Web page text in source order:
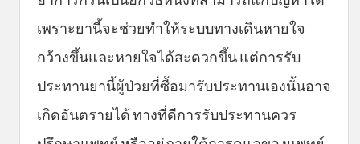
เพราะยานี้จะช่วยทำให้ระบบทางเดินหายใจ
กว้างขึ้นและหายใจได้สะดวกขึ้น แต่การรับ
ประทานยานี้ผู้ป่วยที่ซื้อมารับประทานเองนั้นอาจ
เกิดอันตรายได้ ทางที่ดีการรับประทานควร